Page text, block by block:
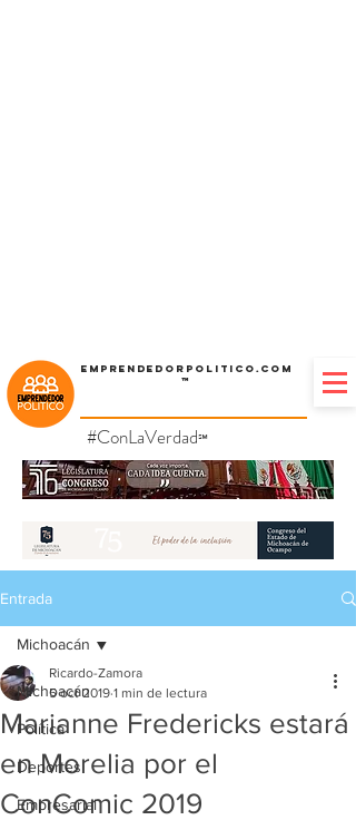
Emprendedorpolitico.com
™
#ConLaVerdad℠
Entrada
Michoacán
Política
Deportes
Empresarial
Michoacán
Marianne Fredericks estará
en Morelia por el
ConComic 2019
Ricardo-Zamora
5 oct 2019 1 min de lectura